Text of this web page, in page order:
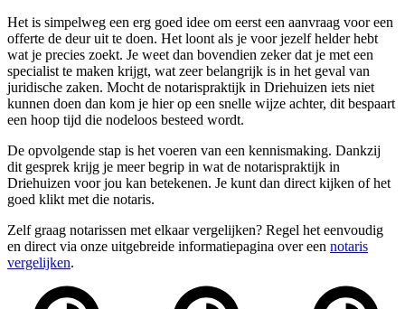
Het is simpelweg een erg goed idee om eerst een aanvraag voor een
offerte de deur uit te doen. Het loont als je voor jezelf helder hebt
wat je precies zoekt. Je weet dan bovendien zeker dat je met een
specialist te maken krijgt, wat zeer belangrijk is in het geval van
juridische zaken. Mocht de notarispraktijk in Driehuizen iets niet
kunnen doen dan kom je hier op een snelle wijze achter, dit bespaart
een hoop tijd die nodeloos besteed wordt.
De opvolgende stap is het voeren van een kennismaking. Dankzij
dit gesprek krijg je meer begrip in wat de notarispraktijk in
Driehuizen voor jou kan betekenen. Je kunt dan direct kijken of het
goed klikt met die notaris.
Zelf graag notarissen met elkaar vergelijken? Regel het eenvoudig
en direct via onze uitgebreide informatiepagina over een notaris
vergelijken.